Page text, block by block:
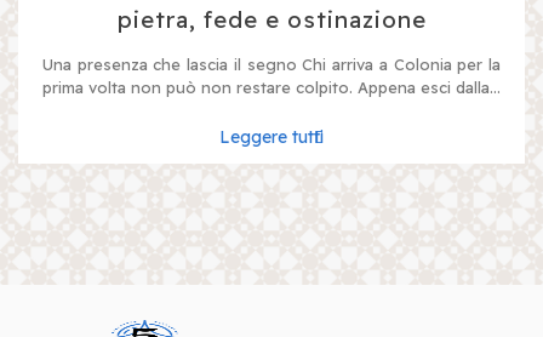
pietra, fede e ostinazione
Una presenza che lascia il segno Chi arriva a Colonia per la
prima volta non può non restare colpito. Appena esci dalla...
Leggere tutti